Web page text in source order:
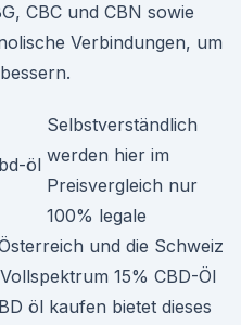
CBC und CBN sowie
Verbindungen, um
Selbstverständlich
werden hier im
Preisvergleich nur
100% legale
und die Schweiz
15% CBD-Öl
öl kaufen bietet dieses